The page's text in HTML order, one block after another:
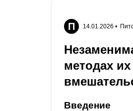
П 14.01.2026 •
методах
Введение